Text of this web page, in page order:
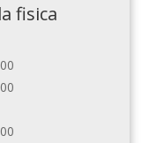
fisica